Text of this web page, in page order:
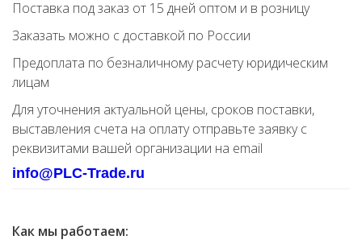
Поставка под заказ от 15 дней оптом и в розницу
Заказать можно с доставкой по России
Предоплата по безналичному расчету юридическим
лицам
Для уточнения актуальной цены, сроков поставки,
выставления счета на оплату отправьте заявку с
реквизитами вашей организации на email
info@PLC-Trade.ru
Как мы работаем: